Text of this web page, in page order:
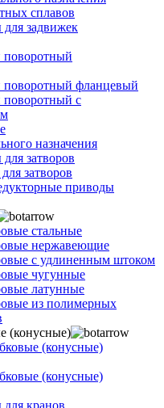
сплавов
задвижек
поворотный
поворотный фланцевый
поворотный с
назначения
затворов
затворов
приводы
стальные
нержавеющие
с удлиненным штоком
чугунные
латунные
из полимерных
(конусные)
(конусные)
(конусные)
кранов